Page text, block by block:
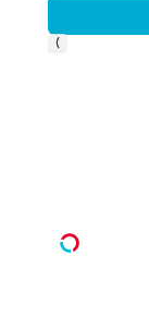
›